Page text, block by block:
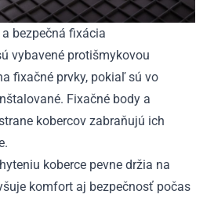
bezpečná fixácia
vybavené protišmykovou
fixačné prvky, pokiaľ sú vo
Fixačné body a
kobercov zabraňujú ich
koberce pevne držia na
komfort aj bezpečnosť počas